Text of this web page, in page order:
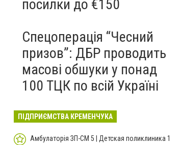
посилки до €150
Спецоперація “Чесний
призов”: ДБР проводить
масові обшуки у понад
100 ТЦК по всій Україні
ПІДПРИЄМСТВА КРЕМЕНЧУКА
Амбулаторія ЗП-СМ 5 | Детская поликлиника 1